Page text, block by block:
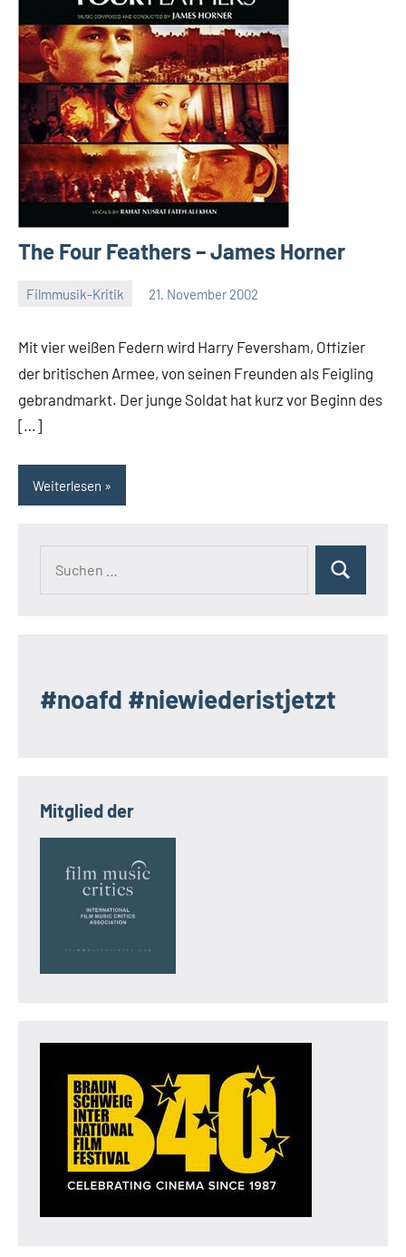
The Four Feathers – James Horner
Filmmusik-Kritik 21. November 2002
Mit vier weißen Federn wird Harry Feversham, Offizier
der britischen Armee, von seinen Freunden als Feigling
gebrandmarkt. Der junge Soldat hat kurz vor Beginn des
[…]
Weiterlesen
Suchen
#noafd #niewiederistjetzt
Mitglied der